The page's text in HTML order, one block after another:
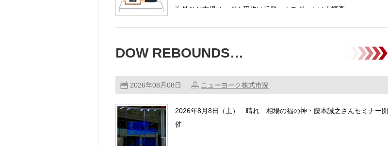
海外ＮＹ市場は、ダウ平均は反発 ナスダックは大幅高
DOW REBOUNDS…
2026年08月08日 ニューヨーク株式市況
2026年8月8日（土） 晴れ 相場の福の神・藤本誠之さんセミナー開
催